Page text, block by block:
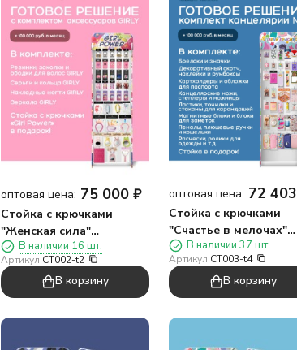
оптовая цена: 75 000 ₽
Стойка с крючками
"Женская сила"
(комплект аксессуаров
GIRLY)
В наличии 16 шт.
Артикул:CT002-t2
В корзину
оптовая цена: 72 403
Стойка с крючками
"Счастье в мелочах"
(комплект канцелярии
№2)
В наличии 37 шт.
Артикул:CT003-t4
В корзину